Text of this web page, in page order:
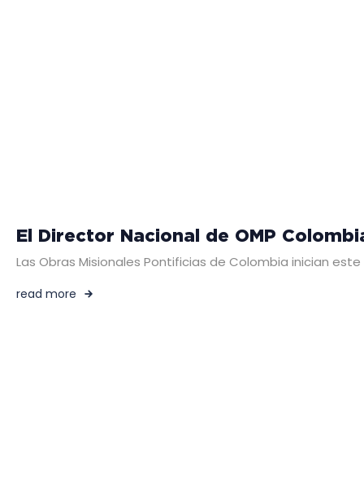
El Director Nacional de OMP
Las Obras Misionales Pontificias de Colombia inician
read more